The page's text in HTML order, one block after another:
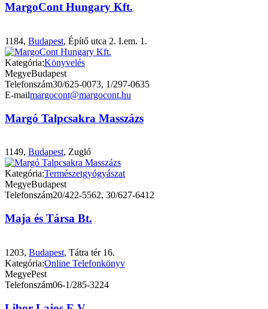
MargoCont Hungary Kft.
1184, Budapest, Építő utca 2. I.em. 1.
Kategória:Könyvelés
MegyeBudapest
Telefonszám30/625-0073, 1/297-0635
E-mailmargocont@margocont.hu
Margó Talpcsakra Masszázs
1149, Budapest, Zugló
Kategória:Természetgyógyászat
MegyeBudapest
Telefonszám20/422-5562, 30/627-6412
Maja és Társa Bt.
1203, Budapest, Tátra tér 16.
Kategória:Online Telefonkönyv
MegyePest
Telefonszám06-1/285-3224